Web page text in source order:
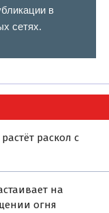
в
сетях.
раскол с
на
огня